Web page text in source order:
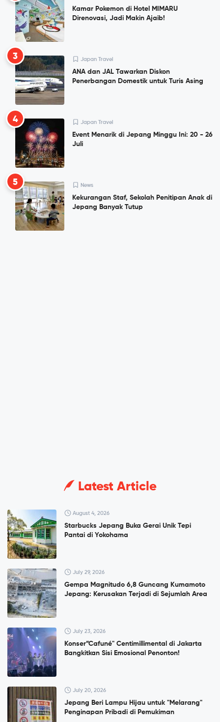
Kamar Pokemon di Hotel MIMARU
Direnovasi, Jadi Makin Ajaib!
3 Japan Travel
ANA dan JAL Tawarkan Diskon
Penerbangan Domestik untuk Turis Asing
4 Japan Travel
Event Menarik di Jepang Minggu Ini: 20 - 26
Juli
5 News
Kekurangan Staf, Sekolah Penitipan Anak di
Jepang Banyak Tutup
Latest Article
August 4, 2026
Starbucks Jepang Buka Gerai Unik Tepi
Pantai di Yokohama
July 29, 2026
Gempa Magnitudo 6,8 Guncang Kumamoto
Jepang: Kerusakan Terjadi di Sejumlah Area
July 23, 2026
Konser”Cafuné" Centimillimental di Jakarta
Bangkitkan Sisi Emosional Penonton!
July 20, 2026
Jepang Beri Lampu Hijau untuk "Melarang"
Penginapan Pribadi di Pemukiman